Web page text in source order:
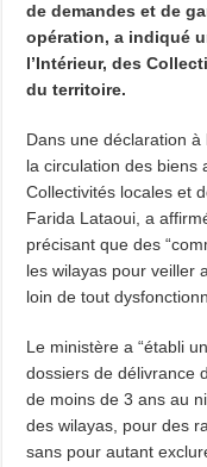
de demandes et de
opération, a indiqué
l’Intérieur, des
du territoire.
Dans une déclaration à
la circulation des biens
Collectivités locales et
Farida Lataoui, a
précisant que des
les wilayas pour veiller
loin de tout
Le ministère a “établi
dossiers de délivrance
de moins de 3 ans au
des wilayas, pour des
sans pour autant